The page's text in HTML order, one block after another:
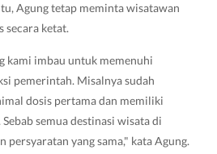
Agung tetap meminta wisatawan
secara ketat.
kami imbau untuk memenuhi
pemerintah. Misalnya sudah
dosis pertama dan memiliki
semua destinasi wisata di
persyaratan yang sama," kata Agung.